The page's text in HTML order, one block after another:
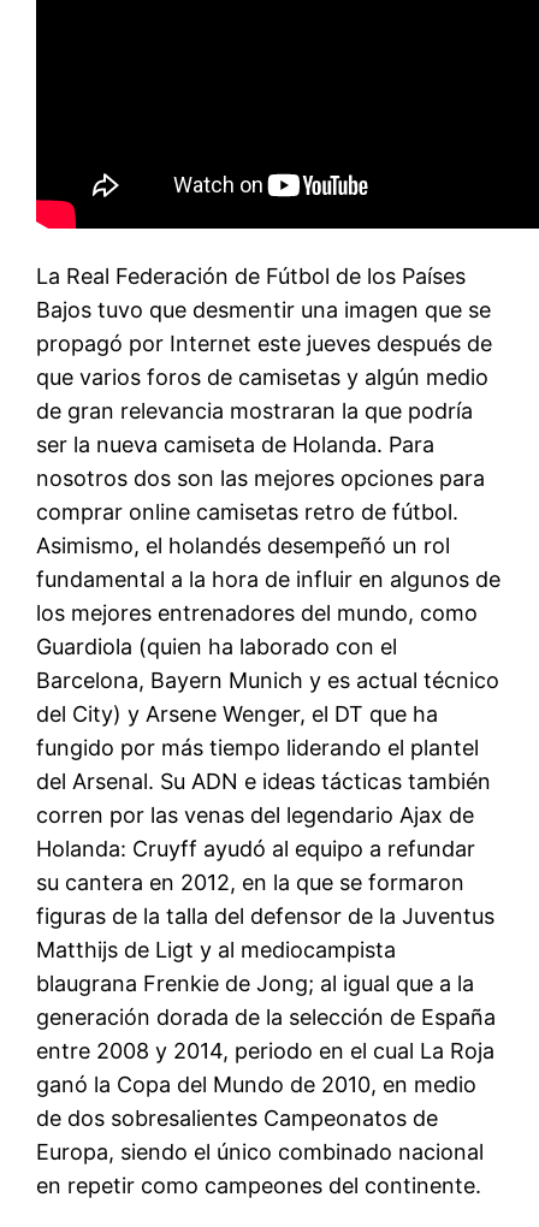
La Real Federación de Fútbol de los Países
Bajos tuvo que desmentir una imagen que se
propagó por Internet este jueves después de
que varios foros de camisetas y algún medio
de gran relevancia mostraran la que podría
ser la nueva camiseta de Holanda. Para
nosotros dos son las mejores opciones para
comprar online camisetas retro de fútbol.
Asimismo, el holandés desempeñó un rol
fundamental a la hora de influir en algunos de
los mejores entrenadores del mundo, como
Guardiola (quien ha laborado con el
Barcelona, Bayern Munich y es actual técnico
del City) y Arsene Wenger, el DT que ha
fungido por más tiempo liderando el plantel
del Arsenal. Su ADN e ideas tácticas también
corren por las venas del legendario Ajax de
Holanda: Cruyff ayudó al equipo a refundar
su cantera en 2012, en la que se formaron
figuras de la talla del defensor de la Juventus
Matthijs de Ligt y al mediocampista
blaugrana Frenkie de Jong; al igual que a la
generación dorada de la selección de España
entre 2008 y 2014, periodo en el cual La Roja
ganó la Copa del Mundo de 2010, en medio
de dos sobresalientes Campeonatos de
Europa, siendo el único combinado nacional
en repetir como campeones del continente.